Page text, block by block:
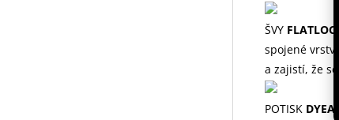
ŠVY FLATLOCK
spojené
a zajistí, že
POTISK